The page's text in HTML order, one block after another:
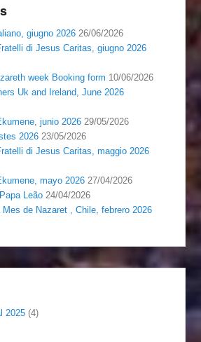
giugno 2026 26/06/2026
di Jesus Caritas, giugno 2026
week Booking form 10/06/2026
Uk and Ireland, June 2026
junio 2026 29/05/2026
2026 23/05/2026
di Jesus Caritas, maggio 2026
mayo 2026 27/04/2026
Leão 24/04/2026
de Nazaret , Chile, febrero 2026
2025 (4)